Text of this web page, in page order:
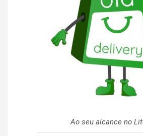
Ao seu alcance no